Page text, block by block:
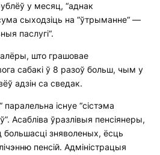
у месяц, “аднак
сыходзіць на “ўтрыманне“ —
паслугі“.
што грашовае
сабакі ў 8 разоў больш, чым у
адзін са сведак.
існуе “сістэма
Асабліва ўразлівыя пенсіянеры,
большасці зняволеных, ёсць
пенсій. Адміністрацыя